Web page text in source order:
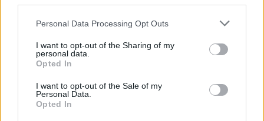
Please note that this website/app uses one or more Google
not limited to your visit or usage behaviour. You may click to
grant or deny consent to Google and its third-party tags to
use your data for below specified purposes in below Google
consent section.
Personal Data Processing Opt Outs
I want to opt-out of the Sharing of my
personal data.
Opted In
I want to opt-out of the Sale of my
Personal Data.
Opted In
I henhold til FFS regelverk, er det opp mot 15
mulige sanksjoner som kan være aktuelle i Simons
tilfelle. Disse spenner fra advarsel til utestengelse,
og i verste fall bli fjernet fra landslaget. Det kan
bety at Simon bli utestengt fra OL i
Milano/Cortina, som arrangeres fra 6. til 22.
februar.